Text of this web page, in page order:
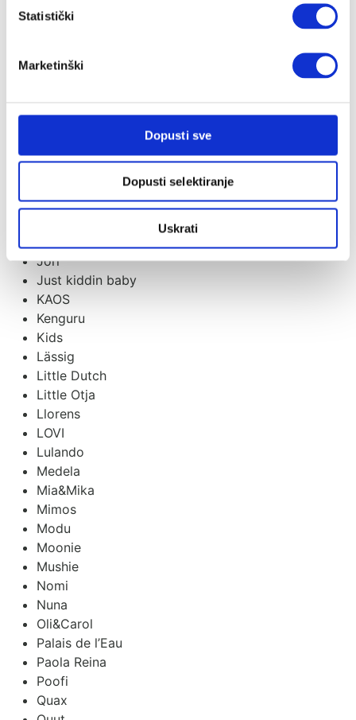
Statistički
Marketinški
Dopusti sve
Dopusti selektiranje
Uskrati
Ergobaby
Flow Amsterdam
Izipizi
Jabadabado
Jori
Just kiddin baby
KAOS
Kenguru
Kids
Lässig
Little Dutch
Little Otja
Llorens
LOVI
Lulando
Medela
Mia&Mika
Mimos
Modu
Moonie
Mushie
Nomi
Nuna
Oli&Carol
Palais de l’Eau
Paola Reina
Poofi
Quax